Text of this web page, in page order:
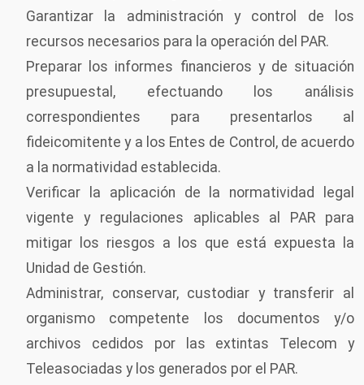
Garantizar la administración y control de los
recursos necesarios para la operación del PAR.
Preparar los informes financieros y de situación
presupuestal, efectuando los análisis
correspondientes para presentarlos al
fideicomitente y a los Entes de Control, de acuerdo
a la normatividad establecida.
Verificar la aplicación de la normatividad legal
vigente y regulaciones aplicables al PAR para
mitigar los riesgos a los que está expuesta la
Unidad de Gestión.
Administrar, conservar, custodiar y transferir al
organismo competente los documentos y/o
archivos cedidos por las extintas Telecom y
Teleasociadas y los generados por el PAR.